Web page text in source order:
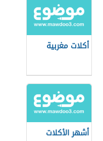
أكلات مغربية
أشهر الأكلات